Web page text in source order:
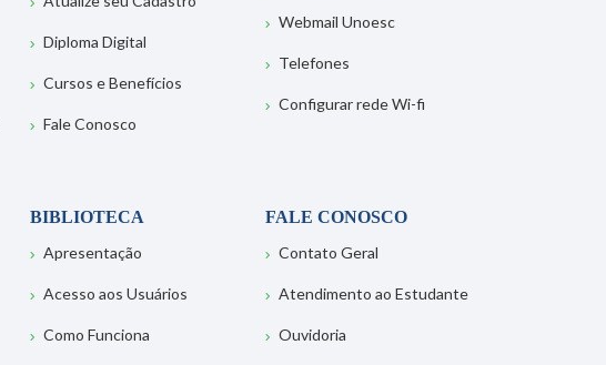
Diploma Digital
Cursos e Benefícios
Fale Conosco
Webmail Unoesc
Telefones
Configurar rede Wi-fi
BIBLIOTECA
Apresentação
Acesso aos Usuários
Como Funciona
FALE CONOSCO
Contato Geral
Atendimento ao Estudante
Ouvidoria